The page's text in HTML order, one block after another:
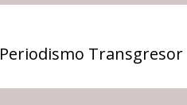
Transgresor